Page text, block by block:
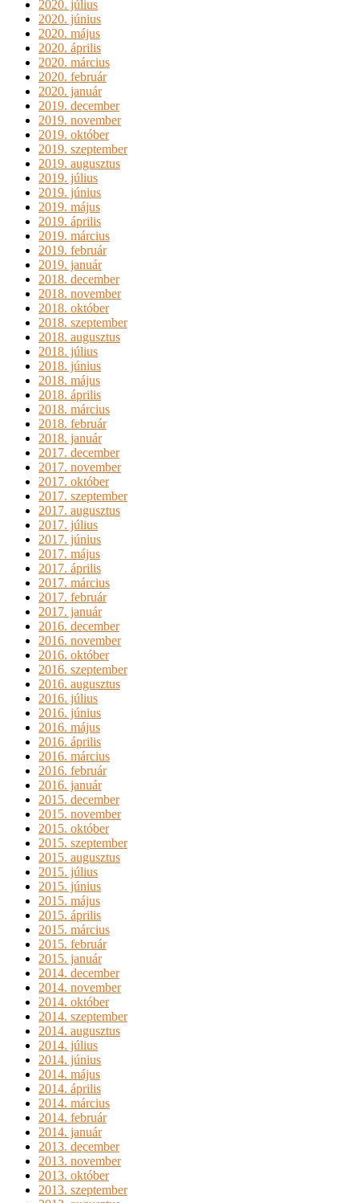
2020. július
2020. június
2020. május
2020. április
2020. március
2020. február
2020. január
2019. december
2019. november
2019. október
2019. szeptember
2019. augusztus
2019. július
2019. június
2019. május
2019. április
2019. március
2019. február
2019. január
2018. december
2018. november
2018. október
2018. szeptember
2018. augusztus
2018. július
2018. június
2018. május
2018. április
2018. március
2018. február
2018. január
2017. december
2017. november
2017. október
2017. szeptember
2017. augusztus
2017. július
2017. június
2017. május
2017. április
2017. március
2017. február
2017. január
2016. december
2016. november
2016. október
2016. szeptember
2016. augusztus
2016. július
2016. június
2016. május
2016. április
2016. március
2016. február
2016. január
2015. december
2015. november
2015. október
2015. szeptember
2015. augusztus
2015. július
2015. június
2015. május
2015. április
2015. március
2015. február
2015. január
2014. december
2014. november
2014. október
2014. szeptember
2014. augusztus
2014. július
2014. június
2014. május
2014. április
2014. március
2014. február
2014. január
2013. december
2013. november
2013. október
2013. szeptember